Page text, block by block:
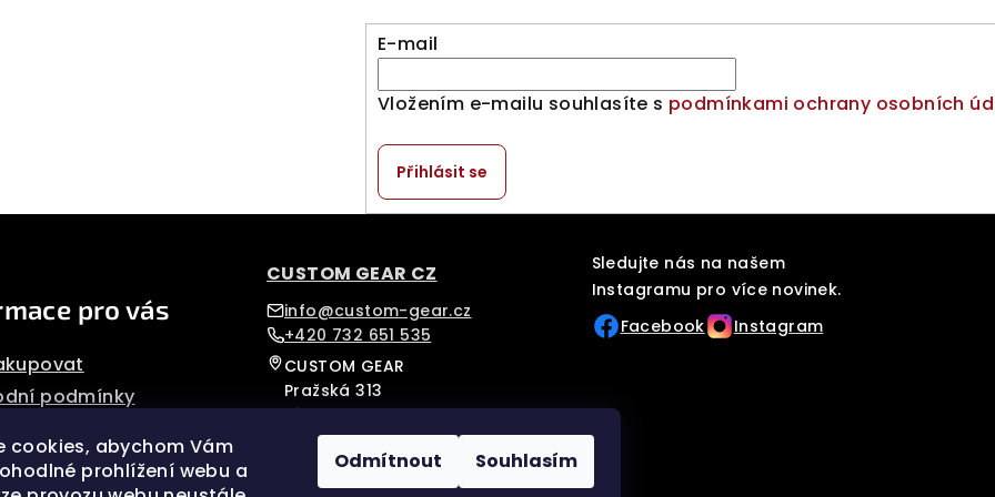
cookies, abychom Vám
prohlížení webu a
Odmítnout Souhlasím
E-mail
Vložením e-mailu souhlasíte s podmínkami ochrany osobních
Přihlásit se
pro vás
podmínky
řád
CUSTOM GEAR CZ
info@custom-gear.cz
+420 732 651 535
CUSTOM GEAR
Pražská 313
Písek, 39701
Czech Republic
Sledujte nás na našem
Instagramu pro více novinek.
Facebook
Instagram